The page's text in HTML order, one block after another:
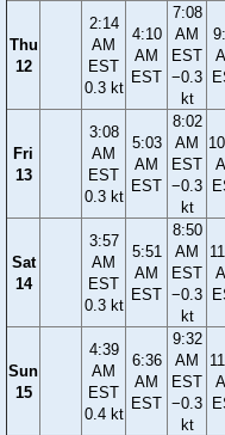
Thu
12
2:14
AM
EST
0.3 kt
4:10
AM
EST
7:08
AM
EST
−0.3
kt
Fri
13
3:08
AM
EST
0.3 kt
5:03
AM
EST
8:02
AM
EST
−0.3
kt
Sat
14
3:57
AM
EST
0.3 kt
5:51
AM
EST
8:50
AM
EST
−0.3
kt
Sun
15
4:39
AM
EST
0.4 kt
6:36
AM
EST
9:32
AM
EST
−0.3
kt